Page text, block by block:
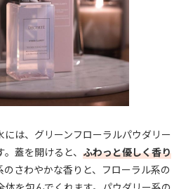
には、グリーンフローラルパウダリー
蓋を開けると、 ふわっと優しく香り
のさわやかな香りと、フローラル系の